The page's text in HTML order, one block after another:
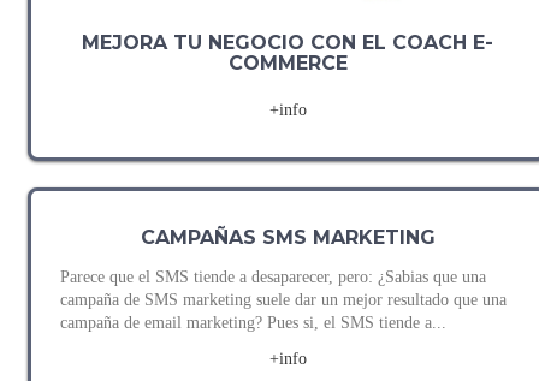
MEJORA TU NEGOCIO CON EL COACH E-
COMMERCE
+info
CAMPAÑAS SMS MARKETING
Parece que el SMS tiende a desaparecer, pero: ¿Sabias que una
campaña de SMS marketing suele dar un mejor resultado que una
campaña de email marketing? Pues si, el SMS tiende a...
+info